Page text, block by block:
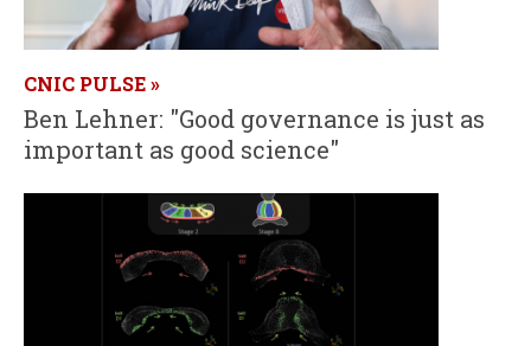
e
a
CNIC PULSE
Ben Lehner: "Good governance is just as
important as good science"